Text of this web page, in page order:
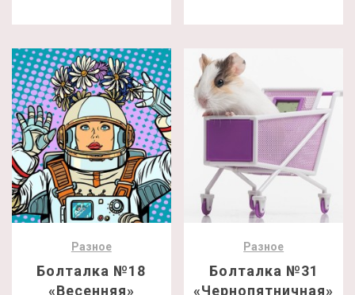
Разное
Болталка №18
«Весенняя»
Разное
Болталка №31
«Чернопятничная»